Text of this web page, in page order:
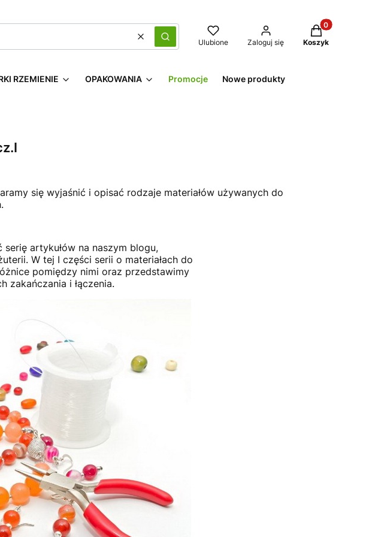
WyczyśćSzukaj Ulubione Zaloguj się
Produkty w
Koszyk
RZEMIENIE OPAKOWANIA Promocje Nowe produkty
się wyjaśnić i opisać rodzaje materiałów używanych do
artykułów na naszym blogu,
W tej I części serii o materiałach do
pomiędzy nimi oraz przedstawimy
zakańczania i łączenia.